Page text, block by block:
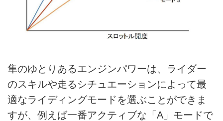
隼のゆとりあるエンジンパワーは、ライダー
のスキルや走るシチュエーションによって最
適なライディングモードを選ぶことができま
すが、例えば一番アクティブな「A」モードで